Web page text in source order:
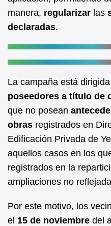
manera, regularizar las
declaradas.
La campaña está
poseedores a título de
que no posean
obras registrados en
Edificación Privada de
aquellos casos en los
registrados en la
ampliaciones no
Por este motivo, los
el 15 de noviembre del